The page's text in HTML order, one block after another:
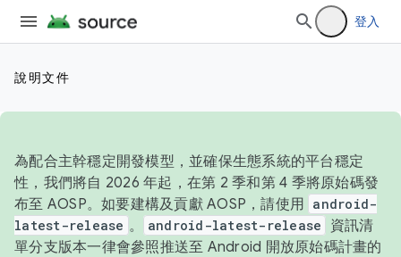
登入
說明文件
為配合主幹穩定開發模型，並確保生態系統的平台穩定
性，我們將自 2026 年起，在第 2 季和第 4 季將原始碼發
布至 AOSP。如要建構及貢獻 AOSP，請使用 android-
latest-release 。 android-latest-release
資訊清
單分支版本一律會參照推送至 Android 開放原始碼計畫的